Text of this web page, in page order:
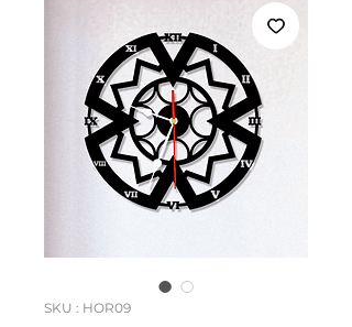
SKU : HOR09